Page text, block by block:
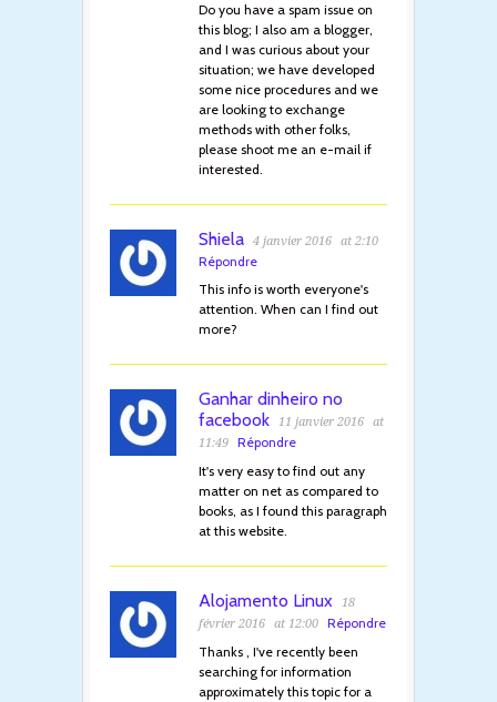
Do you have a spam issue on
this blog; I also am a blogger,
and I was curious about your
situation; we have developed
some nice procedures and we
are looking to exchange
methods with other folks,
please shoot me an e-mail if
interested.
Shiela 4 janvier 2016 at 2:10
Répondre
This info is worth everyone's
attention. When can I find out
more?
Ganhar dinheiro no
facebook
11 janvier 2016
at
11:49
Répondre
It's very easy to find out any
matter on net as compared to
books, as I found this paragraph
at this website.
Alojamento Linux
18
février 2016
at 12:00
Répondre
Thanks , I've recently been
searching for information
approximately this topic for a